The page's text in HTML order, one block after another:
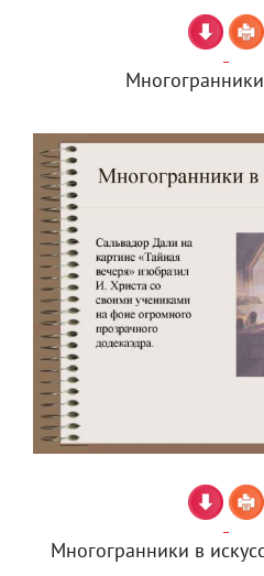
Многогранники в